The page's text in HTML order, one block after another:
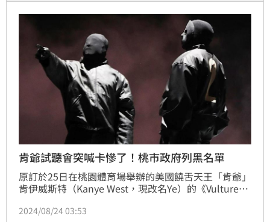
園市政府列入黑名單。對此，主辦方稍早終於發聲回應
了。
肯爺試聽會突喊卡慘了！桃市政府列黑名單
原訂於25日在桃園體育場舉辦的美國饒舌天王「肯爺」
肯伊威斯特（Kanye West，現改名Ye）的《Vultures
布稱「發生不可預期的因素」取消，讓粉絲們大失所
2024/08/24 03:53